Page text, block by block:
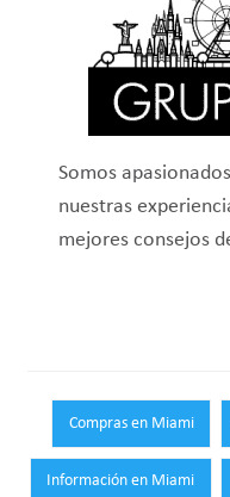
Somos
nuestras
mejores consejos
Compras en Miami
Información en Miami